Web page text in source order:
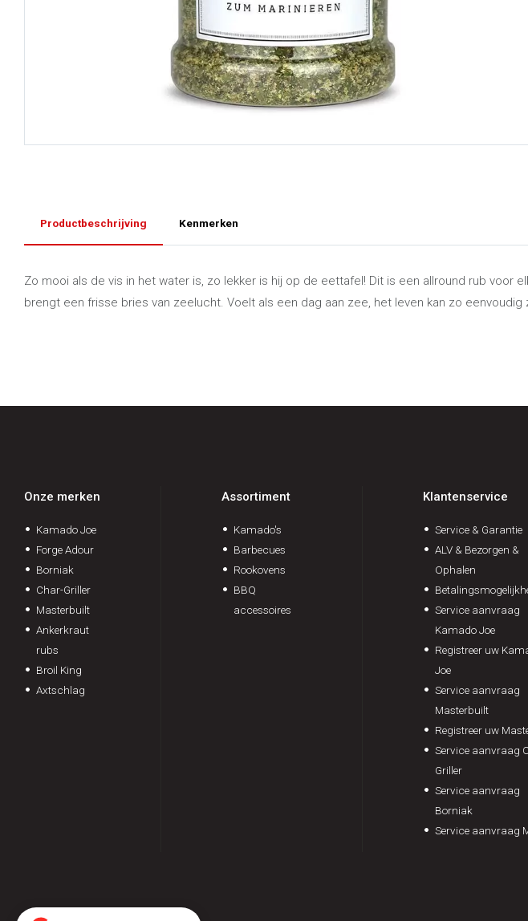
Productbeschrijving Kenmerken
Zo mooi als de vis in het water is, zo lekker is hij op de eettafel! Dit is een allround rub
brengt een frisse bries van zeelucht. Voelt als een dag aan zee, het leven kan zo eenvoudig
Onze merken
Kamado Joe
Forge Adour
Borniak
Char-Griller
Masterbuilt
Ankerkraut
rubs
Broil King
Axtschlag
Assortiment
Kamado's
Barbecues
Rookovens
BBQ
accessoires
Klantenservice
Service & Garantie
ALV & Bezorgen &
Ophalen
Service aanvraag
Kamado Joe
Registreer uw
Joe
Service aanvraag
Masterbuilt
Registreer uw
Service aanvraag
Griller
Service aanvraag
Borniak
Service aanvraag